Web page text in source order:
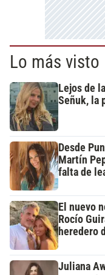
Lo más visto
Lejos de
Señuk, la
Desde
Martín
falta de
El nuevo
Rocío
heredero
Juliana